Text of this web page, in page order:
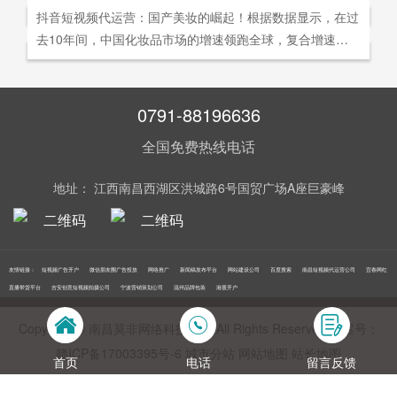
丝,进而成为产生实际购买行为的用户。实践证明,只要 IP足
够打动人心,他们就能爆发出巨大的影响力。以李子柒为例,
李子柒凭借短视频积累了千万粉丝,后在淘宝平台开设店铺,
询。
社交分享和算法匹配为，主要传播信道的用户参与共创的新
型整合营销模式。
告及网络营销领域的公司，是国内领先的一站式全网营销推
广创新型服务平台。主营：蓝V认证，抖音，快手短视频代
理，搜索引擎营销，关键词优化，网站建设，SEO网站优
化，SEM竞价优化，小程序制作，网络推广，网络营销，
设计，LOGO设计，口碑优化，品牌形象设计，获客推广，
网站定制，APP开发，软件制作，网络公关，网站推广，海
告等等业务！在江西更多人选择南昌莫非传媒！
抖音短视频代运营：国产美妆的崛起！根据数据显示，在过
去10年间，中国化妆品市场的增速领跑全球，复合增速达9.
5%。庞大的市场让国产美妆迅速崛起，其中，完美日记一
0791-88196636
全国免费热线电话
地址： 江西南昌西湖区洪城路6号国贸广场A座巨豪峰
友情链接： 短视频广告开户 微信朋友圈广告投放 网络推广 新闻稿发布平台 网站建设公司 百度搜索 南昌短视频代运营公司 宜春网红
直播带货平台 吉安创意短视频拍摄公司 宁波营销策划公司 温州品牌包装 港股开户
Copyright © 南昌莫非网络科技公司 All Rights Reserved 备案号：
赣ICP备17003395号‍-6
城市分站 站长地图
首页 电话 留言反馈